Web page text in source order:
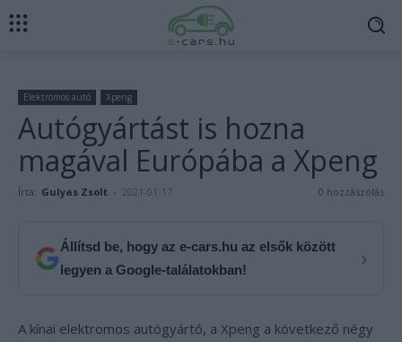
Elektromos autó Xpeng
Autógyártást is hozna
magával Európába a Xpeng
Írta: Gulyas Zsolt - 2021-01-17 0 hozzászólás
Állítsd be, hogy az e-cars.hu az elsők között
legyen a Google-találatokban!
›
A kínai elektromos autógyártó, a Xpeng a következő négy